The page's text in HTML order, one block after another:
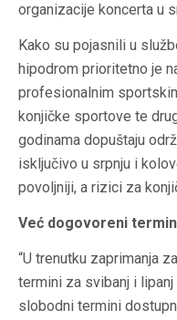
organizacije koncerta u
Kako su pojasnili u
hipodrom prioritetno je
profesionalnim
konjičke sportove te
godinama dopuštaju
isključivo u srpnju i
povoljniji, a rizici za
Već dogovoreni
“U trenutku zaprimanja
termini za svibanj i
slobodni termini